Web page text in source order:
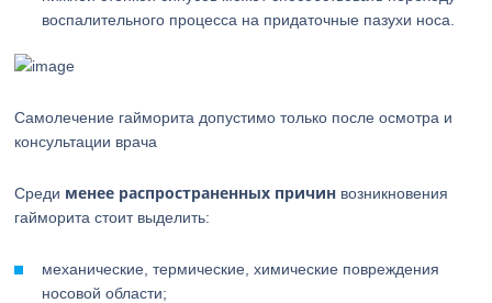
воспалительного процесса на придаточные пазухи носа.
Самолечение гайморита допустимо только после осмотра и
консультации врача
Среди менее распространенных причин возникновения
гайморита стоит выделить:
механические, термические, химические повреждения
носовой области;